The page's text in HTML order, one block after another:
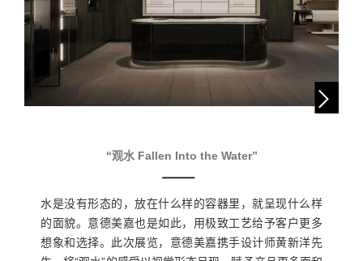
“观水 Fallen Into the Water”
水是没有形态的，放在什么样的容器里，就呈现什么样
的面貌。意德美嘉也是如此，用极致工艺给予客户更多
想象和选择。此次展览，意德美嘉携手设计师黄新洋先